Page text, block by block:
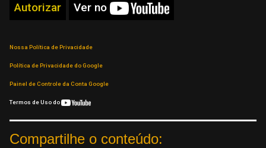
Autorizar Ver no
Nossa Política de Privacidade
Política de Privacidade do Google
Painel de Controle da Conta Google
Termos de Uso do
Compartilhe o conteúdo: